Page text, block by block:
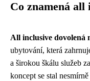
Co znamená all
All inclusive dovolená
ubytování, která
a širokou škálu služeb
koncept se stal